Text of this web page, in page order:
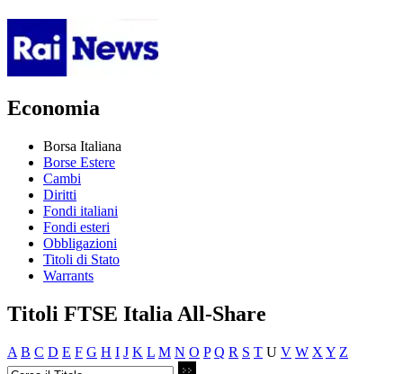
Economia
Borsa Italiana
Borse Estere
Cambi
Diritti
Fondi italiani
Fondi esteri
Obbligazioni
Titoli di Stato
Warrants
Titoli FTSE Italia All-Share
A B C D E F G H I J K L M N O P Q R S T U V W X Y Z